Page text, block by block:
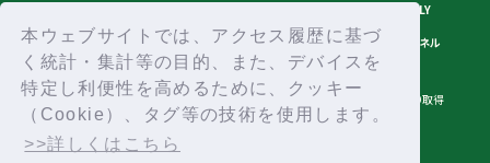
本ウェブサイトでは、アクセス履歴に基づ
く統計・集計等の目的、また、デバイスを
特定し利便性を高めるために、クッキー
（Cookie）、タグ等の技術を使用します。
>>詳しくはこちら
ONE N' ONLY
原因は自分にある。
BUDDiiS ICEx Lienel スターダストチャンネル
プライバシーポリシー ご利用規約 推奨環境 ヘルプ・お問い合わせ
ID取得